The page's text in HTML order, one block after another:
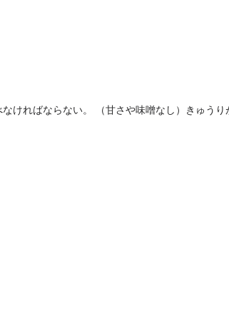
ればならない。 （甘さや味噌なし）きゅう